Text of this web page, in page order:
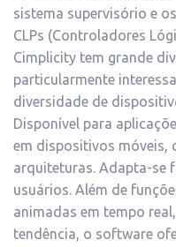
sistema supervisório e
CLPs (Controladores
Cimplicity tem grande
particularmente
diversidade de
Disponível para
em dispositivos móveis,
arquiteturas. Adapta-se
usuários. Além de
animadas em tempo
tendência, o software